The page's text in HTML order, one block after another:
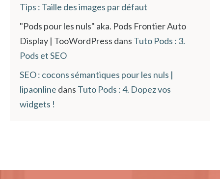
Tips : Taille des images par défaut
"Pods pour les nuls" aka. Pods Frontier Auto
Display | TooWordPress dans Tuto Pods : 3.
Pods et SEO
SEO : cocons sémantiques pour les nuls |
lipaonline dans Tuto Pods : 4. Dopez vos
widgets !